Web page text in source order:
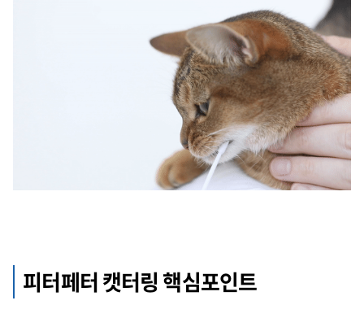
피터페터 캣터링 핵심포인트